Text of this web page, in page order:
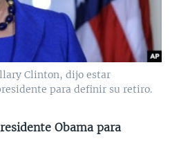
Clinton, dijo estar
para definir su retiro.
Obama para